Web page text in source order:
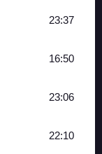
23:37
16:50
23:06
22:10